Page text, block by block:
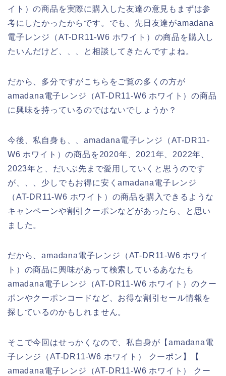
イト）の商品を実際に購入した友達の意見もまずは参
考にしたかったからです。でも、先日友達がamadana
電子レンジ（AT-DR11-W6 ホワイト）の商品を購入し
たいんだけど、、、と相談してきたんですよね。
だから、多分ですがこちらをご覧の多くの方が
amadana電子レンジ（AT-DR11-W6 ホワイト）の商品
に興味を持っているのではないでしょうか？
今後、私自身も、、amadana電子レンジ（AT-DR11-
W6 ホワイト）の商品を2020年、2021年、2022年、
2023年と、だいぶ先まで愛用していくと思うのです
が、、、少しでもお得に安くamadana電子レンジ
（AT-DR11-W6 ホワイト）の商品を購入できるような
キャンペーンや割引クーポンなどがあったら、と思い
ました。
だから、amadana電子レンジ（AT-DR11-W6 ホワイ
ト）の商品に興味があって検索しているあなたも
amadana電子レンジ（AT-DR11-W6 ホワイト）のクー
ポンやクーポンコードなど、お得な割引セール情報を
探しているのかもしれません。
そこで今回はせっかくなので、私自身が【amadana電
子レンジ（AT-DR11-W6 ホワイト） クーポン】【
amadana電子レンジ（AT-DR11-W6 ホワイト） クー